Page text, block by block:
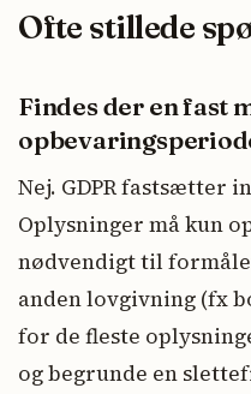
Ofte stillede
Findes der en fast
Nej. GDPR fastsætter
Oplysninger må kun
nødvendigt til
anden lovgivning (fx
for de fleste
og begrunde en